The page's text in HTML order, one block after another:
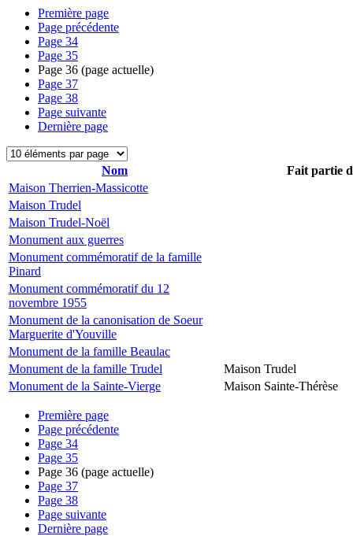
Première page
Page précédente
Page 34
Page 35
Page 36 (page actuelle)
Page 37
Page 38
Page suivante
Dernière page
Nom
Fait partie
Maison Therrien-Massicotte
Maison Trudel
Maison Trudel-Noël
Monument aux guerres
Monument commémoratif de la famille
Pinard
Monument commémoratif du 12
novembre 1955
Monument de la canonisation de Soeur
Marguerite d'Youville
Monument de la famille Beaulac
Monument de la famille Trudel
Maison Trudel
Monument de la Sainte-Vierge
Maison Sainte-Thérèse
Première page
Page précédente
Page 34
Page 35
Page 36 (page actuelle)
Page 37
Page 38
Page suivante
Dernière page